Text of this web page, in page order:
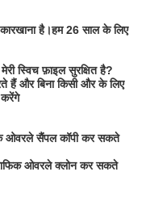
है।हम 26 साल के लिए
स्विच फ़ाइल सुरक्षित है?
हैं और बिना किसी और के लिए
करेंगे
ओवरले सैंपल कॉपी कर सकते
ओवरले क्लोन कर सकते